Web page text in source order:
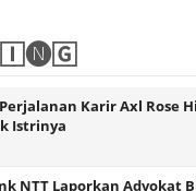
Karir Axl Rose
Istrinya
NTT Laporkan Advokat